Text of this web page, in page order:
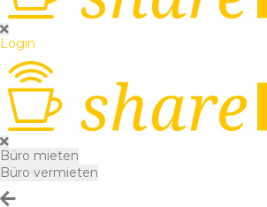
Login
Büro mieten
Büro vermieten